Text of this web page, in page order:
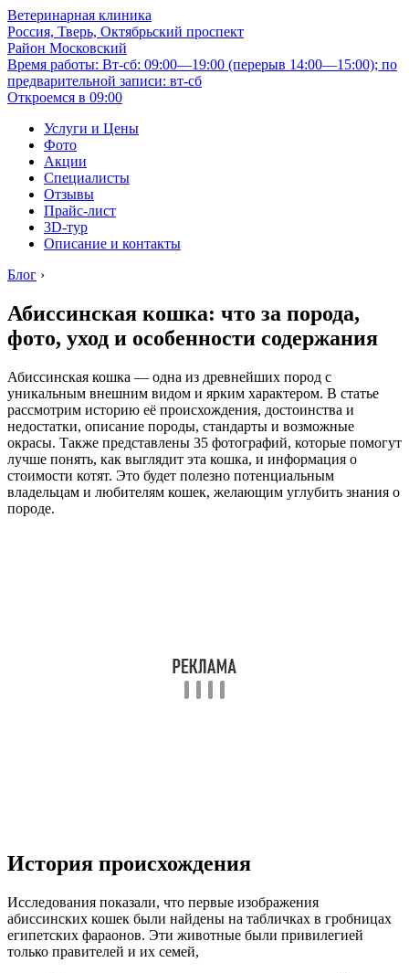
Ветеринарная клиника
Россия, Тверь, Октябрьский проспект
Район Московский
Время работы: Вт-сб: 09:00—19:00 (перерыв 14:00—15:00); по
предварительной записи: вт-сб
Откроемся в 09:00
Услуги и Цены
Фото
Акции
Специалисты
Отзывы
Прайс-лист
3D-тур
Описание и контакты
Блог ›
Абиссинская кошка: что за порода,
фото, уход и особенности содержания
Абиссинская кошка — одна из древнейших пород с
уникальным внешним видом и ярким характером. В статье
рассмотрим историю её происхождения, достоинства и
недостатки, описание породы, стандарты и возможные
окрасы. Также представлены 35 фотографий, которые помогут
лучше понять, как выглядит эта кошка, и информация о
стоимости котят. Это будет полезно потенциальным
владельцам и любителям кошек, желающим углубить знания о
породе.
История происхождения
Исследования показали, что первые изображения
абиссинских кошек были найдены на табличках в гробницах
египетских фараонов. Эти животные были привилегией
только правителей и их семей,